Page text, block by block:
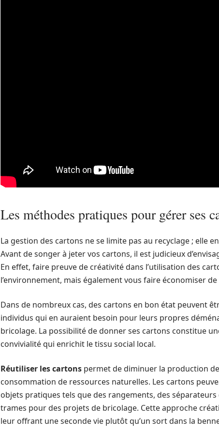
Les méthodes pratiques pour gérer ses
La gestion des cartons ne se limite pas au recyclage ; elle
Avant de songer à jeter vos cartons, il est judicieux
En effet, faire preuve de créativité dans l’utilisation des
l’environnement, mais également vous faire économiser de
Dans de nombreux cas, des cartons en bon état peuvent
individus qui en auraient besoin pour leurs propres
bricolage. La possibilité de donner ses cartons constitue
convivialité qui enrichit le tissu social local.
Réutiliser les cartons permet de diminuer la production
consommation de ressources naturelles. Les cartons
objets pratiques tels que des rangements, des
trames pour des projets de bricolage. Cette approche
leur offrant une seconde vie plutôt qu’un sort dans la